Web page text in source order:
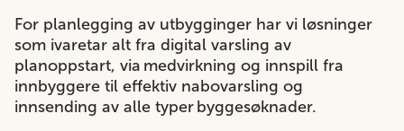
For planlegging av utbygginger har vi løsninger
som ivaretar alt fra digital varsling av
planoppstart, via medvirkning og innspill fra
innbyggere til effektiv nabovarsling og
innsending av alle typer byggesøknader.​